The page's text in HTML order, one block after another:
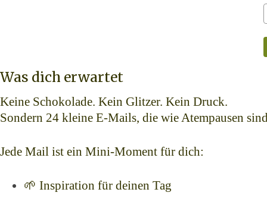
Was dich erwartet
Keine Schokolade. Kein Glitzer. Kein Druck.
Sondern 24 kleine E-Mails, die wie Atempausen
Jede Mail ist ein Mini-Moment für dich:
🌱 Inspiration für deinen Tag